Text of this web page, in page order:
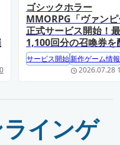
0
ゴシックホラー
MMORPG「ヴァン
正式サービス開始！
1,100回分の召喚券を
サービス開始新作ゲーム情報
2026.07.28
インゲ